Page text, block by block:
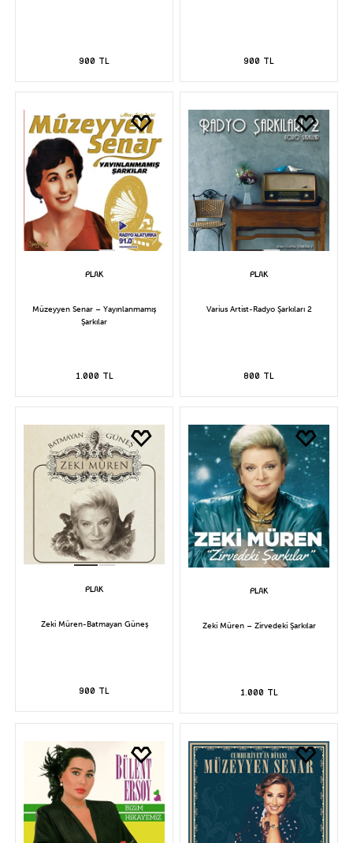
900 TL 900 TL
Müzeyyen Senar – Yayınlanmamış
Şarkılar
1.000 TL
Varius Artist-Radyo Şarkıları 2
800 TL
Zeki Müren-Batmayan Güneş
900 TL
Zeki Müren – Zirvedeki Şarkılar
1.000 TL